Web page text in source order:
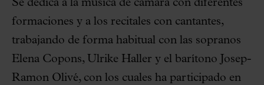
Se dedica a la música de cámara con diferentes
formaciones y a los recitales con cantantes,
trabajando de forma habitual con las sopranos
Elena Copons, Ulrike Haller y el barítono Josep-
Ramon Olivé, con los cuales ha participado en